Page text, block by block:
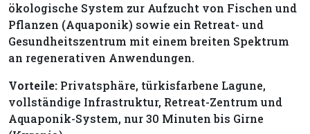
ökologische System zur Aufzucht von Fischen und
Pflanzen (Aquaponik) sowie ein Retreat- und
Gesundheitszentrum mit einem breiten Spektrum
an regenerativen Anwendungen.
Vorteile: Privatsphäre, türkisfarbene Lagune,
vollständige Infrastruktur, Retreat-Zentrum und
Aquaponik-System, nur 30 Minuten bis Girne